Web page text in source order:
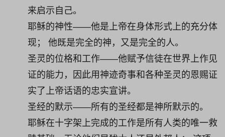
来启示自己。
耶稣的神性——他是上帝在身体形式上的充分体
现； 他既是完全的神，又是完全的人。
圣灵的位格和工作——他赋予信徒在世界上作见
证的能力，因此用神迹奇事和各种圣灵的恩赐证
实了上帝话语的忠实宣讲。
圣经的默示——所有的圣经都是神所默示的。
耶稣在十字架上完成的工作是所有人类的唯一救